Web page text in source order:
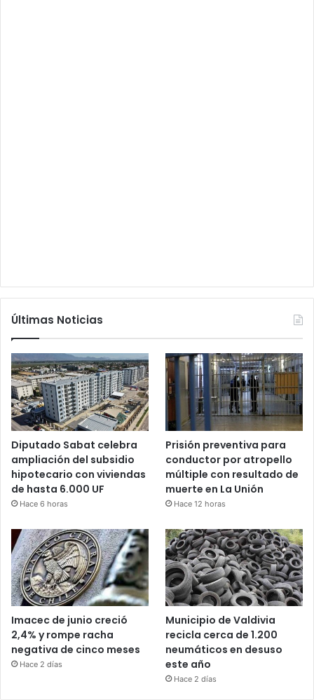
Últimas Noticias
Diputado Sabat celebra
ampliación del subsidio
hipotecario con viviendas
de hasta 6.000 UF
Hace 6 horas
Prisión preventiva para
conductor por atropello
múltiple con resultado de
muerte en La Unión
Hace 12 horas
Imacec de junio creció
2,4% y rompe racha
negativa de cinco meses
Hace 2 días
Municipio de Valdivia
recicla cerca de 1.200
neumáticos en desuso
este año
Hace 2 días